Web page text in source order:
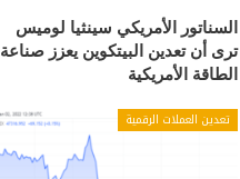
السناتور الأمريكي سينثيا لوميس
ترى أن تعدين البيتكوين يعزز صناعة
الطاقة الأمريكية
تعدين العملات الرقمية